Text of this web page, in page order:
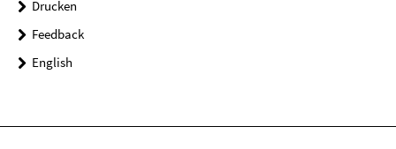
Drucken
Feedback
English